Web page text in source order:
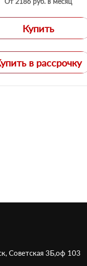
Купить
в рассрочку
Советская 3Б,оф 103